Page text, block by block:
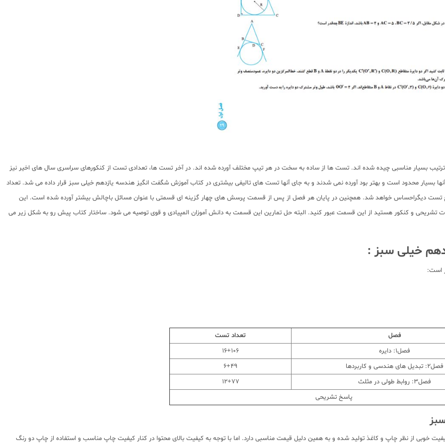
بسیار مناسبی چیده شده اند. تست ها از ساده به سخت در هر تیپ مختلف آورده شده اند. در آخر تست ها، تعدادی تست از کنکورهای سراسری سال های اخیر نیز
بسیار محدود است و بهتر بود آورده نمی شدند و به جای آنها تست های تالیفی بیشتری در کتاب آموزش شگفت انگیز هندسه یازدهم خیلی سبز قرار داده می شد. تعداد
دیگراحساس خواهد شد. همچنین در پایان هر فصل از پس از قسمت پرسش های چهار گزینه ای قسمتی با عنوان مسائل باچالش بیشتر آورده شده است. این
تشریحی و کنکور هستید از این قسمت عبور کنید. البته حل تمارین این قسمت به دانش آموزان المپیادی و قوی توصیه می شود. ساختار کتاب پیش رو به شکل زیر می
خیلی سبز :
است:
فصل
تعداد تست
فصل1: دایره
16+106
فصل2: تبدیل های هندسی و کاربردها
6+49
فصل3: روابط طولی در مثلث
12+77
پاسخ تشریحی
سبز با کیفیت خوبی از نظر چاپ و کاغذ تولید شده و به همین دلیل قیمت مناسبی دارد. اما با توجه به کیفیت بالای محتوا در کنار کیفیت چاپ مناسب و استفاده از چاپ دو رنگ